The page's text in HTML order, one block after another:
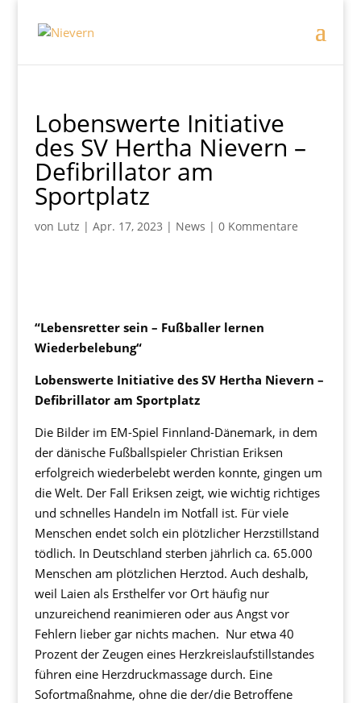
Lobenswerte Initiative
des SV Hertha Nievern –
Defibrillator am
Sportplatz
von Lutz | Apr. 17, 2023 | News | 0 Kommentare
“Lebensretter sein – Fußballer lernen
Wiederbelebung“
Lobenswerte Initiative des SV Hertha Nievern –
Defibrillator am Sportplatz
Die Bilder im EM-Spiel Finnland-Dänemark, in dem
der dänische Fußballspieler Christian Eriksen
erfolgreich wiederbelebt werden konnte, gingen um
die Welt. Der Fall Eriksen zeigt, wie wichtig richtiges
und schnelles Handeln im Notfall ist. Für viele
Menschen endet solch ein plötzlicher Herzstillstand
tödlich. In Deutschland sterben jährlich ca. 65.000
Menschen am plötzlichen Herztod. Auch deshalb,
weil Laien als Ersthelfer vor Ort häufig nur
unzureichend reanimieren oder aus Angst vor
Fehlern lieber gar nichts machen. Nur etwa 40
Prozent der Zeugen eines Herzkreislaufstillstandes
führen eine Herzdruckmassage durch. Eine
Sofortmaßnahme, ohne die der/die Betroffene